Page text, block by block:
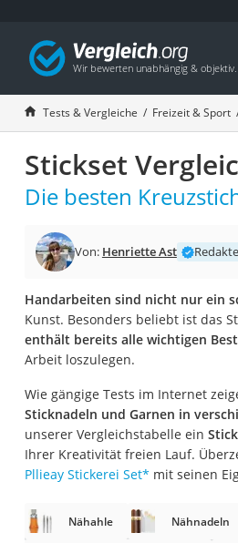
Tests & Vergleiche Freizeit & Sport
Stickset
Die besten
Von: Henriette Ast
Handarbeiten sind nicht nur ein
Kunst. Besonders beliebt ist das
enthält bereits alle wichtigen
Arbeit loszulegen.
Wie gängige Tests im Internet
Sticknadeln und Garnen in
unserer Vergleichstabelle ein
Ihrer Kreativität freien Lauf.
Pllieay Stickerei Set* mit seinen
Nähahle Nähnadeln